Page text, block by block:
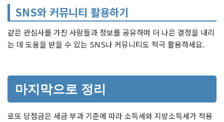
SNS와 커뮤니티 활용하기
같은 관심사를 가진 사람들과 정보를 공유하며 더 나은 결정을 내리
는 데 도움을 받을 수 있는 SNS나 커뮤니티도 적극 활용하세요.
마지막으로 정리
로또 당첨금은 세금 부과 기준에 따라 소득세와 지방소득세가 적용